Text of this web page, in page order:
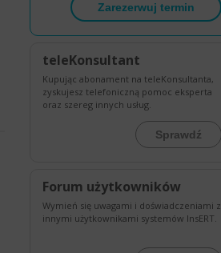
Zarezerwuj termin
teleKonsultant
Kupując abonament na teleKonsultanta,
zyskujesz telefoniczną pomoc eksperta
oraz szereg innych usług.
Sprawdź
Forum użytkowników
Wymień się uwagami i doświadczeniami z
innymi użytkownikami systemów InsERT.